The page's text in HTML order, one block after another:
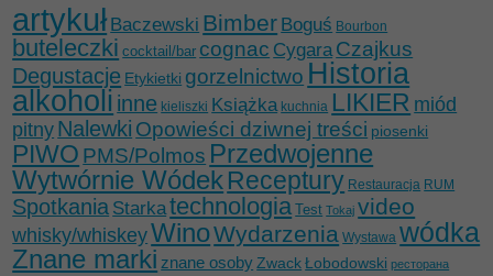
artykułBaczewski Bimber Boguś Bourbon
buteleczki cocktail/bar cognac CygaraCzajkus
Degustacje Etykietki gorzelnictwo Historia
alkoholi inne kieliszki Książka kuchnia LIKIER miód
pitny Nalewki Opowieści dziwnej treści piosenki
PIWO PMS/Polmos Przedwojenne
Wytwórnie WódekReceptury Restauracja RUM
Spotkania Starkatechnologia Test Tokaj video
whisky/whiskeyWinoWydarzenia Wystawa wódka
Znane marki znane osoby Zwack Łobodowski ресторана